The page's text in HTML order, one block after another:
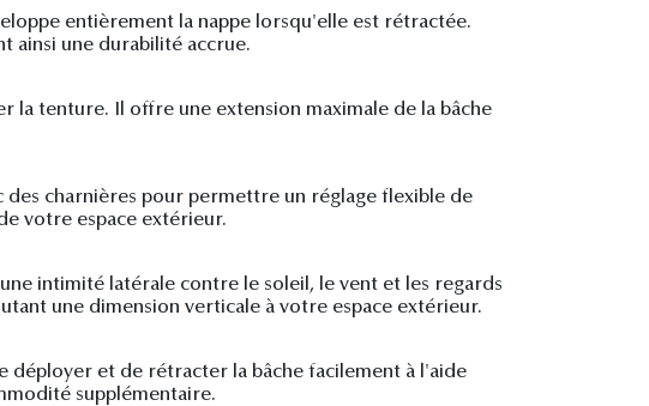
entièrement la nappe lorsqu'elle est rétractée.
ainsi une durabilité accrue.
la tenture. Il offre une extension maximale de la bâche
des charnières pour permettre un réglage flexible de
votre espace extérieur.
intimité latérale contre le soleil, le vent et les regards
une dimension verticale à votre espace extérieur.
déployer et de rétracter la bâche facilement à l'aide
supplémentaire.